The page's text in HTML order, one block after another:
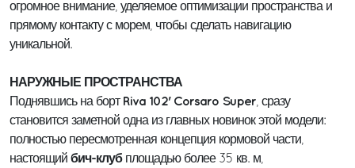
огромное внимание, уделяемое оптимизации пространства и
прямому контакту с морем, чтобы сделать навигацию
уникальной.
НАРУЖНЫЕ ПРОСТРАНСТВА
Поднявшись на борт Riva 102' Corsaro Super , сразу
становится заметной одна из главных новинок этой модели:
полностью пересмотренная концепция кормовой части,
настоящий бич-клубплощадью более 35 кв. м,